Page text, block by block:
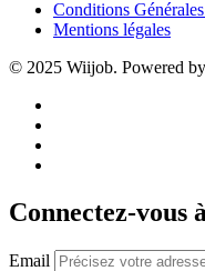
Conditions
Mentions légales
© 2025 Wiijob. Powered
Connectez-vous
Email